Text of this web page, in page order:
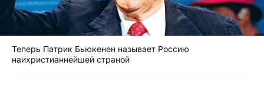
Теперь Патрик Бьюкенен называет Россию
наихристианнейшей страной